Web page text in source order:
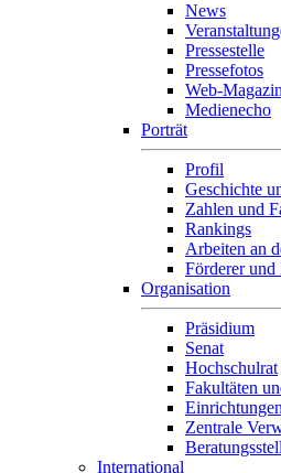
News
Pressestelle
Pressefotos
Web-Magazin
Medienecho
Porträt
Profil
Geschichte
Zahlen und
Rankings
Arbeiten an
Förderer und
Organisation
Präsidium
Senat
Hochschulrat
Fakultäten
Einrichtungen
Zentrale
International